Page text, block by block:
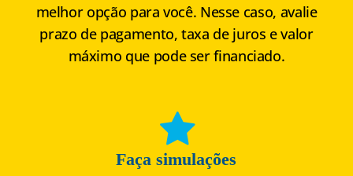
melhor opção para você. Nesse caso, avalie
prazo de pagamento, taxa de juros e valor
máximo que pode ser financiado.
Faça simulações